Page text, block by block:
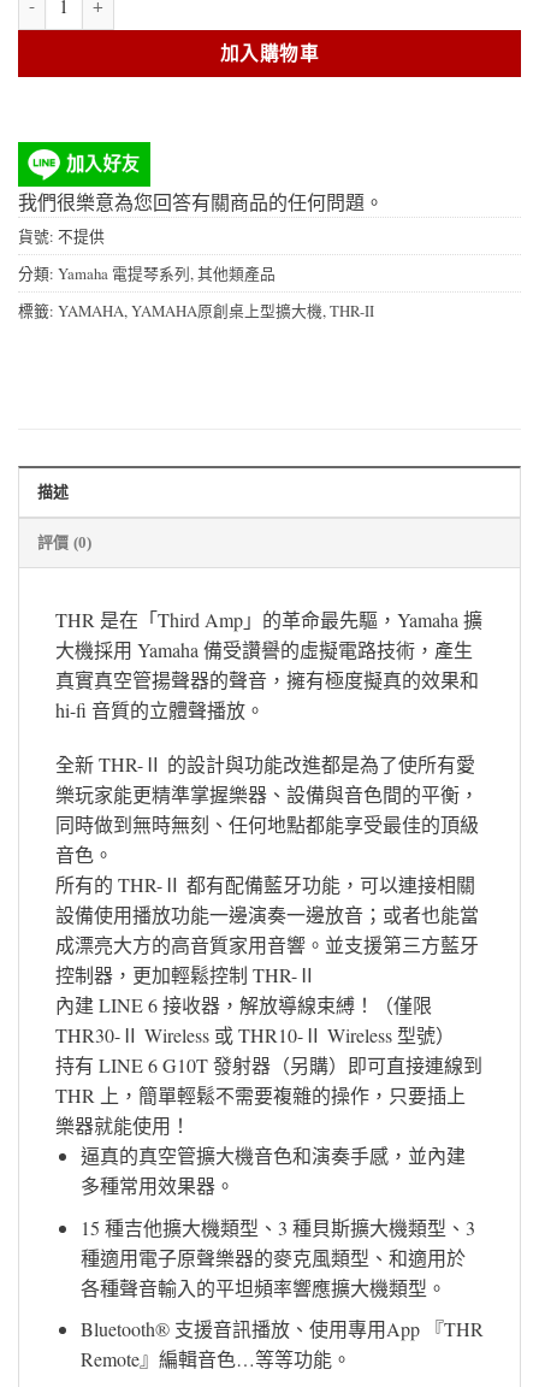
加入購物車
我們很樂意為您回答有關商品的任何問題。
貨號: 不提供
分類: Yamaha 電提琴系列,其他類產品
標籤: YAMAHA,YAMAHA原創桌上型擴大機,THR-II
描述
評價 (0)
THR 是在「Third Amp」的革命最先驅，Yamaha 擴
大機採用 Yamaha 備受讚譽的虛擬電路技術，產生
真實真空管揚聲器的聲音，擁有極度擬真的效果和
hi-fi 音質的立體聲播放。
全新 THR-Ⅱ 的設計與功能改進都是為了使所有愛
樂玩家能更精準掌握樂器、設備與音色間的平衡，
同時做到無時無刻、任何地點都能享受最佳的頂級
音色。
所有的 THR-Ⅱ 都有配備藍牙功能，可以連接相關
設備使用播放功能一邊演奏一邊放音；或者也能當
成漂亮大方的高音質家用音響。並支援第三方藍牙
控制器，更加輕鬆控制 THR-Ⅱ
內建 LINE 6 接收器，解放導線束縛！（僅限
THR30-Ⅱ Wireless 或 THR10-Ⅱ Wireless 型號）
持有 LINE 6 G10T 發射器（另購）即可直接連線到
THR 上，簡單輕鬆不需要複雜的操作，只要插上
樂器就能使用！
逼真的真空管擴大機音色和演奏手感，並內建
多種常用效果器。
15 種吉他擴大機類型、3 種貝斯擴大機類型、3
種適用電子原聲樂器的麥克風類型、和適用於
各種聲音輸入的平坦頻率響應擴大機類型。
Bluetooth® 支援音訊播放、使用專用App 『THR
Remote』編輯音色…等等功能。